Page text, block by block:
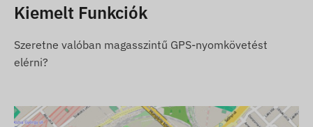
esetén a központi adatgyűjtő- és feldolgozó
hálózatán keresztül, a benne elhelyezett
(cserélhető) SIM kártya segítségével kommunikál.
A készülék az alábbi régiókban üzemelő GSM
Kiemelt Funkciók
Szeretne valóban magasszintű GPS-nyomkövetést
elérni?